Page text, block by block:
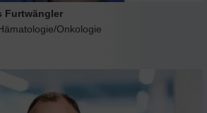
Furtwängler
Onkologie